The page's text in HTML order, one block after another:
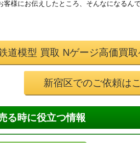
客様にお伝えしたところ、そんなになるん
道模型 買取 Nゲージ高価買
新宿区でのご依頼は
る時に役立つ情報